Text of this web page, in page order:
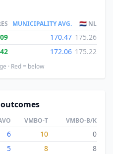
MUNICIPALITY AVG. 🇳🇱 NL
170.47 175.26
172.06 175.22
· Red = below
VMBO-T VMBO-B/K
6 10
0
5 8
8